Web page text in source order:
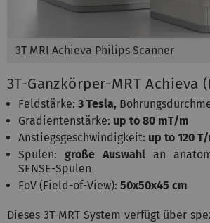
3T MRI Achieva Philips Scanner
3T-Ganzkörper-MRT Achieva
Feldstärke: 3 Tesla,
Gradientenstärke: up to 80 mT/m
Anstiegsgeschwindigkeit: up to 120
Spulen: große Auswahl an
SENSE-Spulen
FoV (Field-of-View): 50x50x45 cm
Dieses 3T-MRT System verfügt über